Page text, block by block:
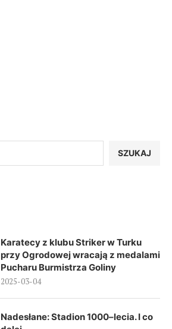
SZUKAJ
Karatecy z klubu Striker w Turku
przy Ogrodowej wracają z medalami
Pucharu Burmistrza Goliny
2025-03-04
Nadesłane: Stadion 1000–lecia. I co